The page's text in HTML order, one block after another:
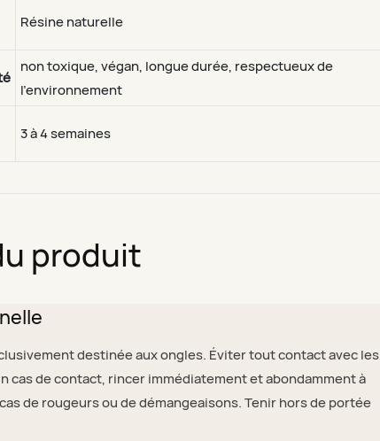
Résine naturelle
non toxique, végan, longue durée, respectueux de
l'environnement
3 à 4 semaines
produit
destinée aux ongles. Éviter tout contact avec les
cas de contact, rincer immédiatement et abondamment à
de rougeurs ou de démangeaisons. Tenir hors de portée